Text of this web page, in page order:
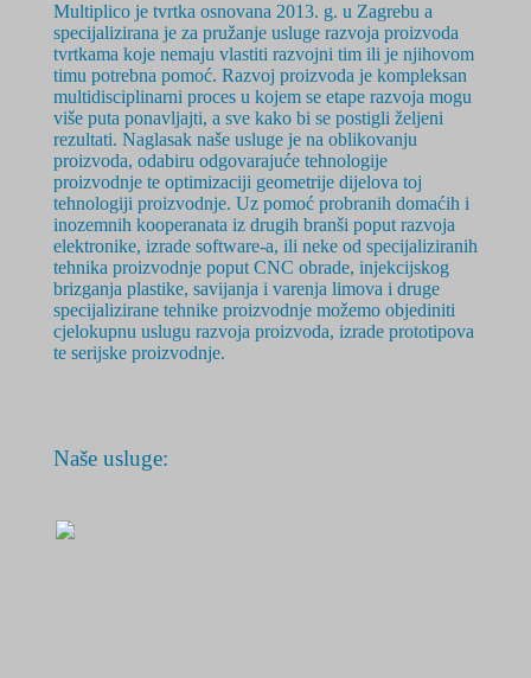
Multiplico je tvrtka osnovana 2013. g. u Zagrebu a
specijalizirana je za pružanje usluge razvoja proizvoda
tvrtkama koje nemaju vlastiti razvojni tim ili je njihovom
timu potrebna pomoć. Razvoj proizvoda je kompleksan
multidisciplinarni proces u kojem se etape razvoja mogu
više puta ponavljajti, a sve kako bi se postigli željeni
rezultati. Naglasak naše usluge je na oblikovanju
proizvoda, odabiru odgovarajuće tehnologije
proizvodnje te optimizaciji geometrije dijelova toj
tehnologiji proizvodnje. Uz pomoć probranih domaćih i
inozemnih kooperanata iz drugih branši poput razvoja
elektronike, izrade software-a, ili neke od specijaliziranih
tehnika proizvodnje poput CNC obrade, injekcijskog
brizganja plastike, savijanja i varenja limova i druge
specijalizirane tehnike proizvodnje možemo objediniti
cjelokupnu uslugu razvoja proizvoda, izrade prototipova
te serijske proizvodnje.
Naše usluge: